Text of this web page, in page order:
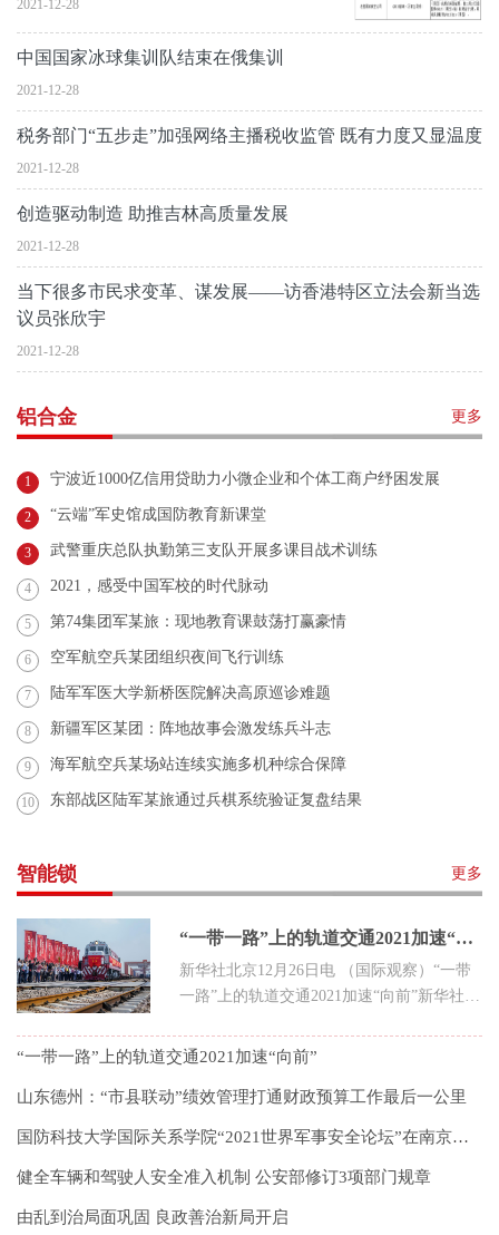
2021-12-28
中国国家冰球集训队结束在俄集训
2021-12-28
税务部门“五步走”加强网络主播税收监管 既有力度又显温度
2021-12-28
创造驱动制造 助推吉林高质量发展
2021-12-28
当下很多市民求变革、谋发展——访香港特区立法会新当选
议员张欣宇
2021-12-28
铝合金 更多
1 宁波近1000亿信用贷助力小微企业和个体工商户纾困发展
2 “云端”军史馆成国防教育新课堂
3 武警重庆总队执勤第三支队开展多课目战术训练
4 2021，感受中国军校的时代脉动
5 第74集团军某旅：现地教育课鼓荡打赢豪情
6 空军航空兵某团组织夜间飞行训练
7 陆军军医大学新桥医院解决高原巡诊难题
8 新疆军区某团：阵地故事会激发练兵斗志
9 海军航空兵某场站连续实施多机种综合保障
10 东部战区陆军某旅通过兵棋系统验证复盘结果
智能锁 更多
“一带一路”上的轨道交通2021加速“向前”
新华社北京12月26日电 （国际观察）“一带
一路”上的轨道交通2021加速“向前”新华社记
“一带一路”上的轨道交通2021加速“向前”
山东德州：“市县联动”绩效管理打通财政预算工作最后一公里
国防科技大学国际关系学院“2021世界军事安全论坛”在南京举行
健全车辆和驾驶人安全准入机制 公安部修订3项部门规章
由乱到治局面巩固 良政善治新局开启